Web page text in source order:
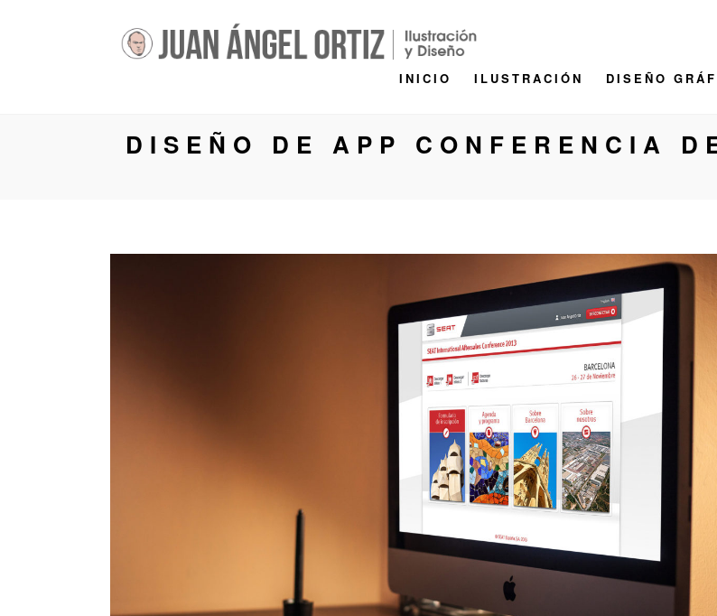
INICIO ILUSTRACIÓN DISEÑO
DISEÑO DE APP CONFERENCIA